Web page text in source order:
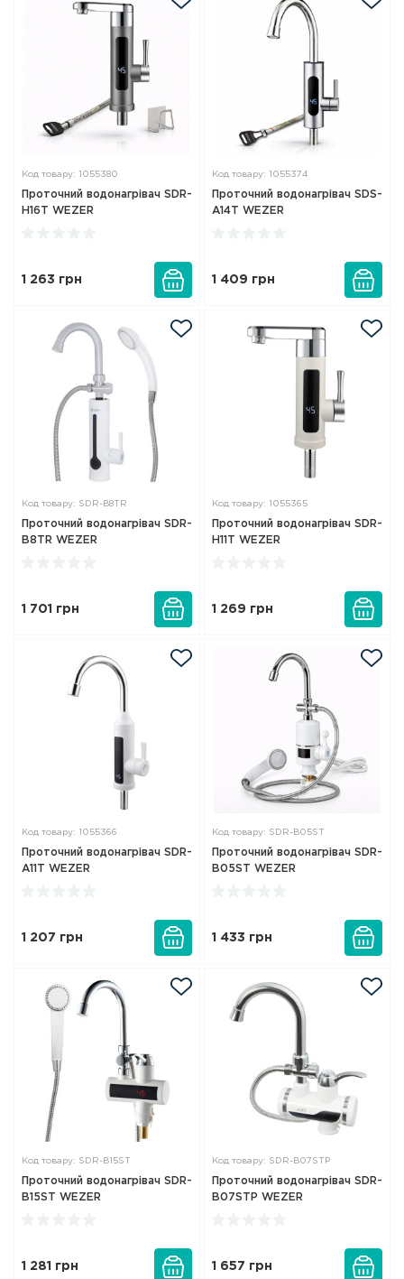
Код товару: 1055380
Проточний водонагрівач SDR-
H16T WEZER
1 263 грн
Код товару: 1055374
Проточний водонагрівач SDS-
A14T WEZER
1 409 грн
Код товару: SDR-B8TR
Проточний водонагрівач SDR-
B8TR WEZER
1 701 грн
Код товару: 1055365
Проточний водонагрівач SDR-
H11T WEZER
1 269 грн
Код товару: 1055366
Проточний водонагрівач SDR-
A11T WEZER
1 207 грн
Код товару: SDR-B05ST
Проточний водонагрівач SDR-
B05ST WEZER
1 433 грн
Код товару: SDR-B15ST
Проточний водонагрівач SDR-
B15ST WEZER
1 281 грн
Код товару: SDR-B07STP
Проточний водонагрівач SDR-
B07STP WEZER
1 657 грн